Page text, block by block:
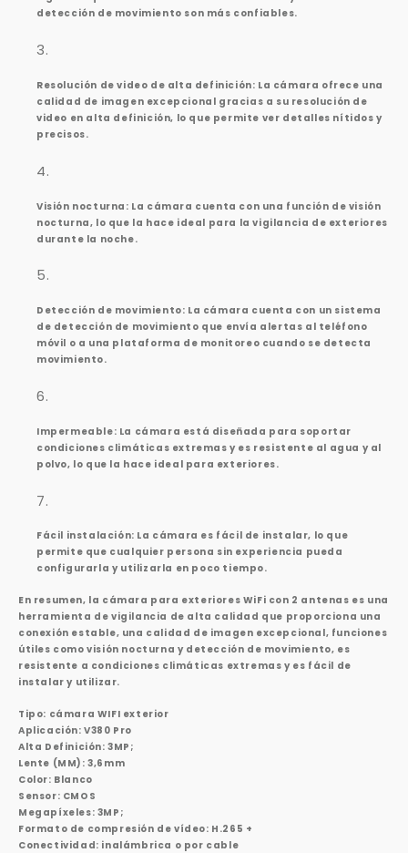
detección de movimiento son más confiables.
Resolución de video de alta definición: La cámara ofrece una
calidad de imagen excepcional gracias a su resolución de
video en alta definición, lo que permite ver detalles nítidos y
precisos.
Visión nocturna: La cámara cuenta con una función de visión
nocturna, lo que la hace ideal para la vigilancia de exteriores
durante la noche.
Detección de movimiento: La cámara cuenta con un sistema
de detección de movimiento que envía alertas al teléfono
móvil o a una plataforma de monitoreo cuando se detecta
movimiento.
Impermeable: La cámara está diseñada para soportar
condiciones climáticas extremas y es resistente al agua y al
polvo, lo que la hace ideal para exteriores.
Fácil instalación: La cámara es fácil de instalar, lo que
permite que cualquier persona sin experiencia pueda
configurarla y utilizarla en poco tiempo.
En resumen, la cámara para exteriores WiFi con 2 antenas es una
herramienta de vigilancia de alta calidad que proporciona una
conexión estable, una calidad de imagen excepcional, funciones
útiles como visión nocturna y detección de movimiento, es
resistente a condiciones climáticas extremas y es fácil de
instalar y utilizar.
Tipo: cámara WIFI exterior
Aplicación: V380 Pro
Alta Definición: 3MP;
Lente (MM): 3,6mm
Color: Blanco
Sensor: CMOS
Megapíxeles: 3MP;
Formato de compresión de vídeo: H.265 +
Conectividad: inalámbrica o por cable